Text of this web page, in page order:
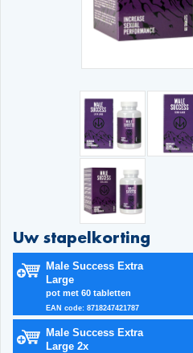
Uw stapelkorting
Male Success Extra
Large
pot met 60 tabletten
EAN code: 8718247421787
Male Success Extra
Large 2x